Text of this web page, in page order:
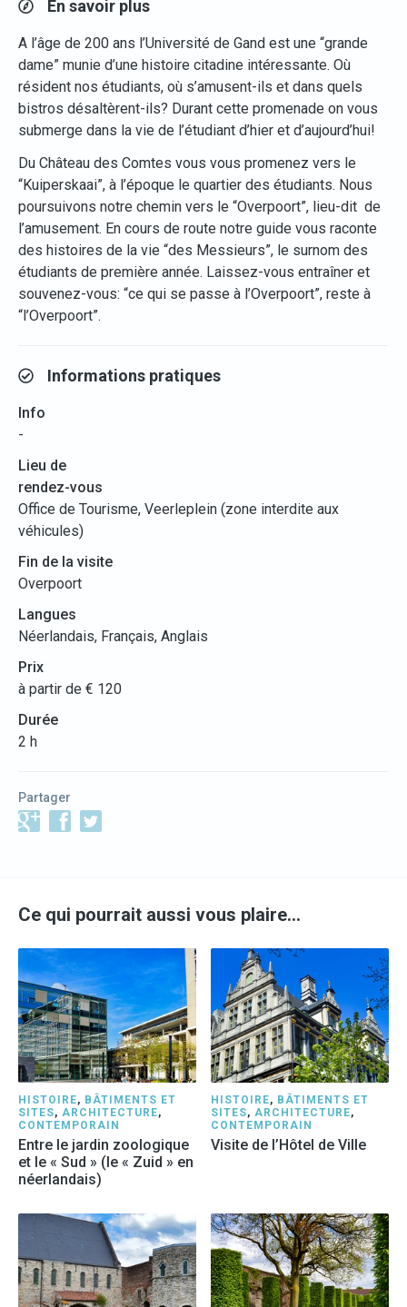
En savoir plus
A l’âge de 200 ans l’Université de Gand est une “grande
dame” munie d’une histoire citadine intéressante. Où
résident nos étudiants, où s’amusent-ils et dans quels
bistros désaltèrent-ils? Durant cette promenade on vous
submerge dans la vie de l’étudiant d’hier et d’aujourd’hui!
Du Château des Comtes vous vous promenez vers le
“Kuiperskaai”, à l’époque le quartier des étudiants. Nous
poursuivons notre chemin vers le “Overpoort”, lieu-dit de
l’amusement. En cours de route notre guide vous raconte
des histoires de la vie “des Messieurs”, le surnom des
étudiants de première année. Laissez-vous entraîner et
souvenez-vous: “ce qui se passe à l’Overpoort”, reste à
“l’Overpoort”.
Informations pratiques
Info
-
Lieu de
rendez-vous
Office de Tourisme, Veerleplein (zone interdite aux
véhicules)
Fin de la visite
Overpoort
Langues
Néerlandais, Français, Anglais
Prix
à partir de € 120
Durée
2 h
Partager
Ce qui pourrait aussi vous plaire…
HISTOIRE, BÂTIMENTS ET
SITES, ARCHITECTURE,
CONTEMPORAIN
Entre le jardin zoologique
et le « Sud » (le « Zuid » en
néerlandais)
HISTOIRE, BÂTIMENTS ET
SITES, ARCHITECTURE,
CONTEMPORAIN
Visite de l’Hôtel de Ville